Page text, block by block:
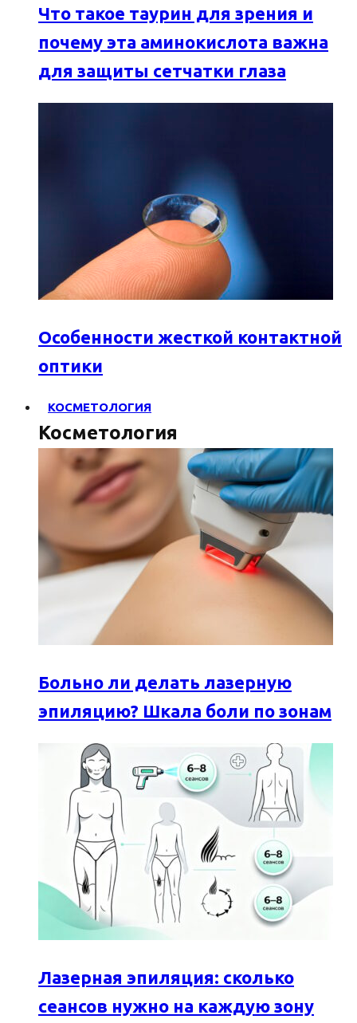
Что такое таурин для зрения и
почему эта аминокислота важна
для защиты сетчатки глаза
Особенности жесткой контактной
оптики
КОСМЕТОЛОГИЯ
Косметология
Больно ли делать лазерную
эпиляцию? Шкала боли по зонам
Лазерная эпиляция: сколько
сеансов нужно на каждую зону